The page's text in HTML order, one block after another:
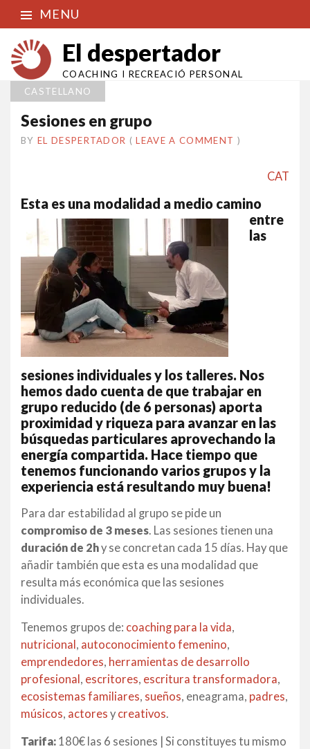
MENU
El despertador
COACHING I RECREACIÓ PERSONAL
CASTELLANO
Sesiones en grupo
BY EL DESPERTADOR ON
6
•(LEAVE A COMMENT )
CAT
Esta es una modalidad a medio camino
entre
las
sesiones individuales y los talleres. Nos
hemos dado cuenta de que trabajar en
grupo reducido (de 6 personas) aporta
proximidad y riqueza para avanzar en las
búsquedas particulares aprovechando la
energía compartida. Hace tiempo que
tenemos funcionando varios grupos y la
experiencia está resultando muy buena!
Para dar estabilidad al grupo se pide un
compromiso de 3 meses. Las sesiones tienen una
duración de 2hy se concretan cada 15 días. Hay que
añadir también que esta es una modalidad que
resulta más económica que las sesiones
individuales.
Tenemos grupos de: coaching para la vida,
nutricional , autoconocimiento femenino,
emprendedores, herramientas de desarrollo
profesional , escritores, escritura transformadora,
ecosistemas familiares, sueños, eneagrama, padres,
músicos, actores y creativos.
Tarifa: 180€ las 6 sesiones | Si constituyes tu mismo